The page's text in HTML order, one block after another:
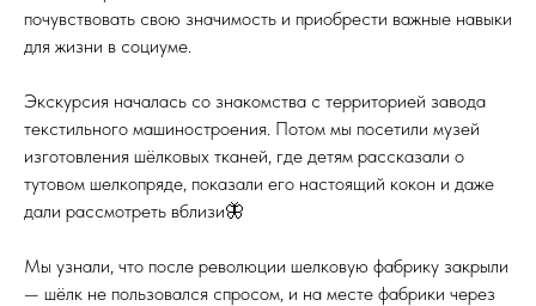
почувствовать свою значимость и приобрести важные навыки
для жизни в социуме.
Экскурсия началась со знакомства с территорией завода
текстильного машиностроения. Потом мы посетили музей
изготовления шёлковых тканей, где детям рассказали о
тутовом шелкопряде, показали его настоящий кокон и даже
дали рассмотреть вблизи🦋
Мы узнали, что после революции шелковую фабрику закрыли
— шёлк не пользовался спросом, и на месте фабрики через